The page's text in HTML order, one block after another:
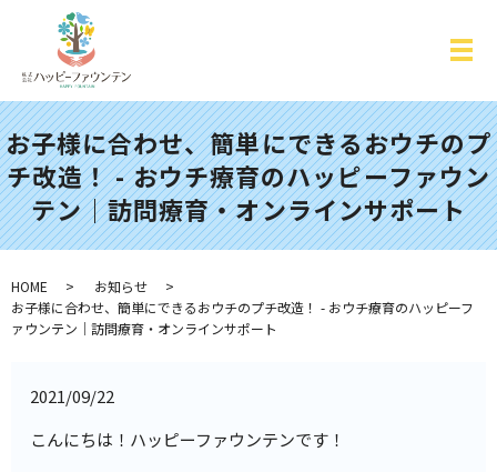
お子様に合わせ、簡単にできるおウチのプ
チ改造！ - おウチ療育のハッピーファウン
テン｜訪問療育・オンラインサポート
HOME
お知らせ
お子様に合わせ、簡単にできるおウチのプチ改造！ - おウチ療育のハッピーフ
ァウンテン｜訪問療育・オンラインサポート
2021/09/22
こんにちは！ハッピーファウンテンです！